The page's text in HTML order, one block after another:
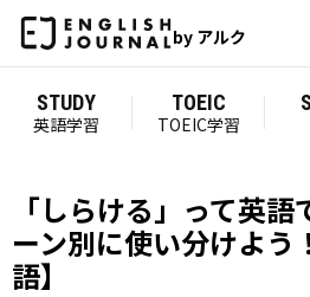
by アルク
STUDY
英語学習
TOEIC
TOEIC学習
「しらける」って英
ーン別に使い分けよう
語】